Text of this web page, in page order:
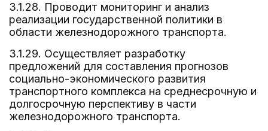
3.1.28. Проводит мониторинг и анализ
реализации государственной политики в
области железнодорожного транспорта.
3.1.29. Осуществляет разработку
предложений для составления прогнозов
социально-экономического развития
транспортного комплекса на среднесрочную и
долгосрочную перспективу в части
железнодорожного транспорта.